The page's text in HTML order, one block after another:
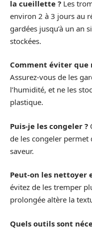
la cueillette ? Les
environ 2 à 3 jours au
gardées jusqu’à un an
stockées.
Comment éviter que
Assurez-vous de les
l’humidité, et ne les
plastique.
Puis-je les congeler ?
de les congeler
saveur.
Peut-on les nettoyer
évitez de les tremper
prolongée altère la
Quels outils sont